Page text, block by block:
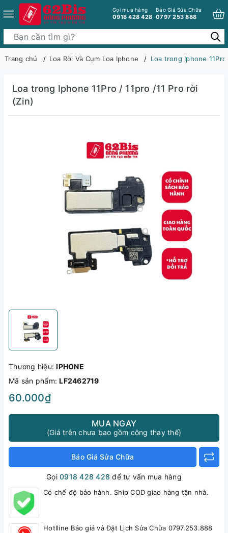
Gọi mua hàng
0918 428 428
Báo Giá Sửa Chữa
0797 253 888
Trang chủ Loa Rời Và Cụm Loa Iphone Loa trong Iphone
Loa trong Iphone 11Pro / 11pro /11 Pro rời
(Zin)
Thương hiệu:IPHONE
Mã sản phẩm:LF2462719
60.000₫
MUA NGAY
(Giá trên chưa bao gồm công thay thế)
Báo Giá Sửa Chữa
Gọi0918 428 428 để tư vấn mua hàng
Có chế độ bảo hành. Ship COD giao hàng tận nhà.
Hotlline Báo giá và Đặt Lịch Sửa Chữa 0797.253.888